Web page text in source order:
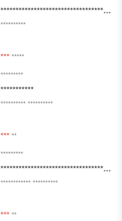
**********************************************************************************
**********
*** *****
*********
***********
********** **********
*** **
*********
**************************************************
************ **********
*** **